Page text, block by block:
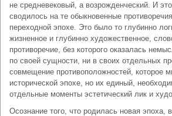
не средневековый, а возрожденческий. И
сводилось на те обыкновенные
переходной эпохе. Это было то глубинно
жизненное и глубинно художественное,
противоречие, без которого оказалась
по своей сущности, ни в своих отдельных
совмещение противоположностей, которое
исторической эпохе, но их единый,
отдельные моменты эстетический лик и
Осознание того, что родилась новая эпоха,